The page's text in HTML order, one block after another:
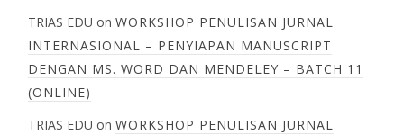
TRIAS EDU on WORKSHOP PENULISAN JURNAL
INTERNASIONAL – PENYIAPAN MANUSCRIPT
DENGAN MS. WORD DAN MENDELEY – BATCH 11
(ONLINE)
TRIAS EDU on WORKSHOP PENULISAN JURNAL